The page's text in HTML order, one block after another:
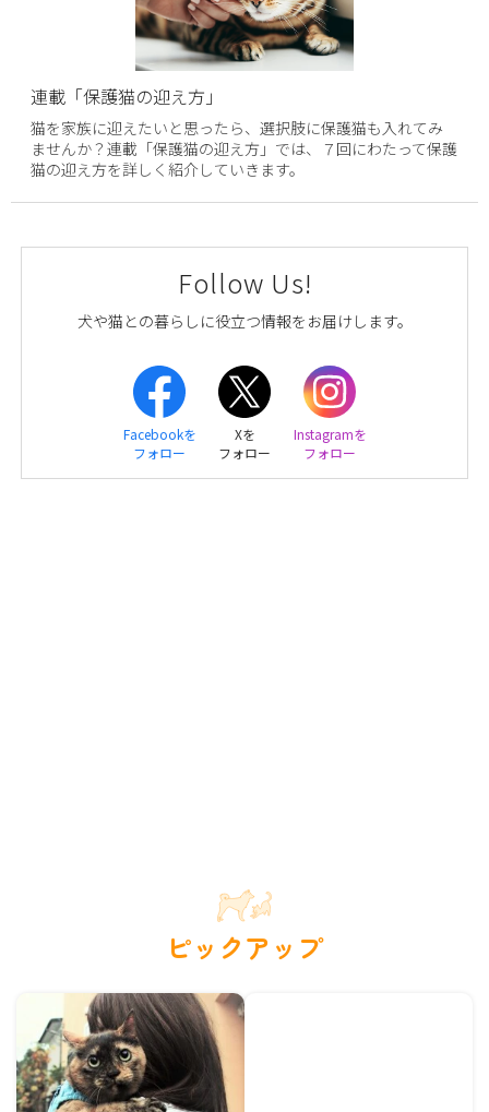
連載「保護猫の迎え方」
猫を家族に迎えたいと思ったら、選択肢に保護猫も入れてみ
ませんか？連載「保護猫の迎え方」では、７回にわたって保護
猫の迎え方を詳しく紹介していきます。
Follow Us!
犬や猫との暮らしに役立つ情報をお届けします。
Facebookを
フォロー
Xを
フォロー
Instagramを
フォロー
ピックアップ